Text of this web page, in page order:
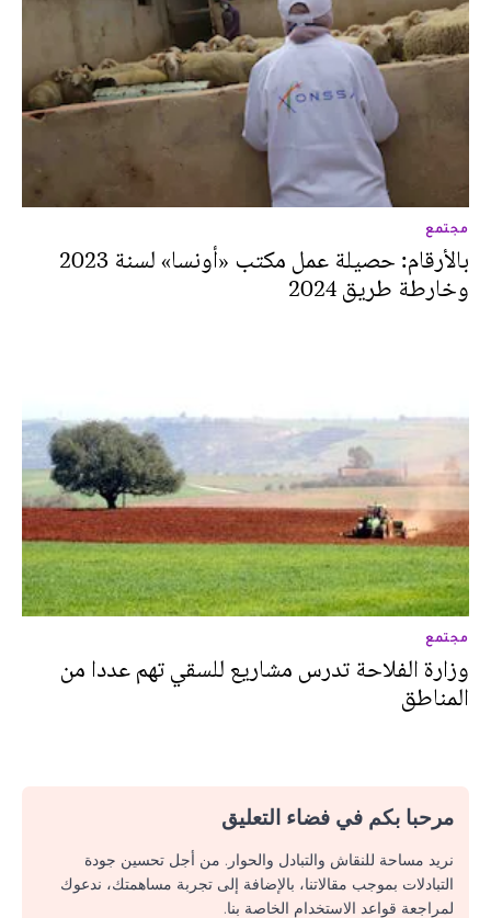
مجتمع
بالأرقام: حصيلة عمل مكتب «أونسا» لسنة 2023
وخارطة طريق 2024
مجتمع
وزارة الفلاحة تدرس مشاريع للسقي تهم عددا من
المناطق
مرحبا بكم في فضاء التعليق
نريد مساحة للنقاش والتبادل والحوار. من أجل تحسين جودة
التبادلات بموجب مقالاتنا، بالإضافة إلى تجربة مساهمتك، ندعوك
لمراجعة قواعد الاستخدام الخاصة بنا.